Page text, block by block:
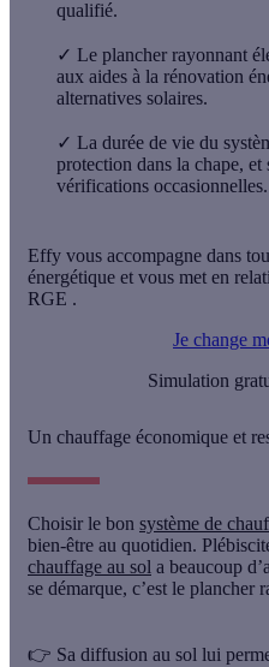
qualifié.
✓ Le plancher rayonnant
aux aides à la rénovation
alternatives solaires.
✓ La durée de vie du
protection dans la chape,
vérifications occasionnelles.
Effy vous accompagne dans
énergétique et vous met en
RGE .
Je change
Simulation
Un chauffage économique et
Choisir le bon système de
bien-être au quotidien.
chauffage au sol a beaucoup
se démarque, c’est le plancher
👉 Sa diffusion au sol lui